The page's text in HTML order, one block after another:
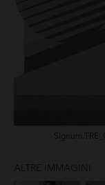
Signum.TRE_C
ALTRE IMMAGINI